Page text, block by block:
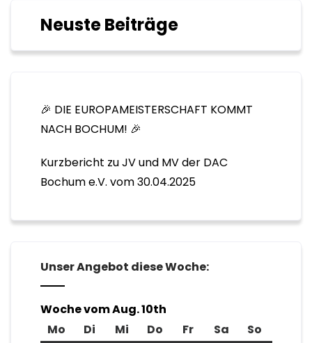
Neuste Beiträge
🎉 DIE EUROPAMEISTERSCHAFT KOMMT
NACH BOCHUM! 🎉
Kurzbericht zu JV und MV der DAC
Bochum e.V. vom 30.04.2025
Unser Angebot diese Woche:
Woche vom Aug. 10th
Mo
Di Mi Do Fr Sa
So